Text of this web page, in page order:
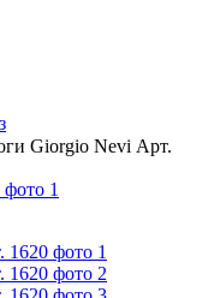
Giorgio Nevi Арт.